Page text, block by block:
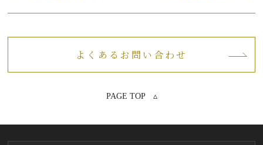
よくあるお問い合わせ
PAGE TOP ▵